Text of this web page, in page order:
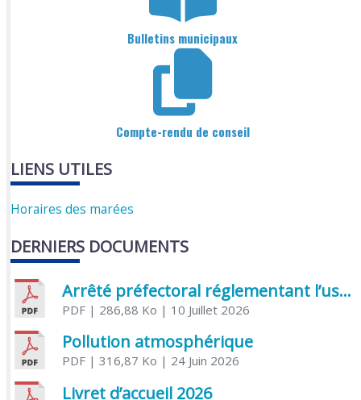
Bulletins municipaux
Compte-rendu de conseil
LIENS UTILES
Horaires des marées
DERNIERS DOCUMENTS
Arrêté préfectoral réglementant l’usage de l’eau
PDF| 286,88 Ko | 10 Juillet 2026
Pollution atmosphérique
PDF| 316,87 Ko | 24 Juin 2026
Livret d’accueil 2026